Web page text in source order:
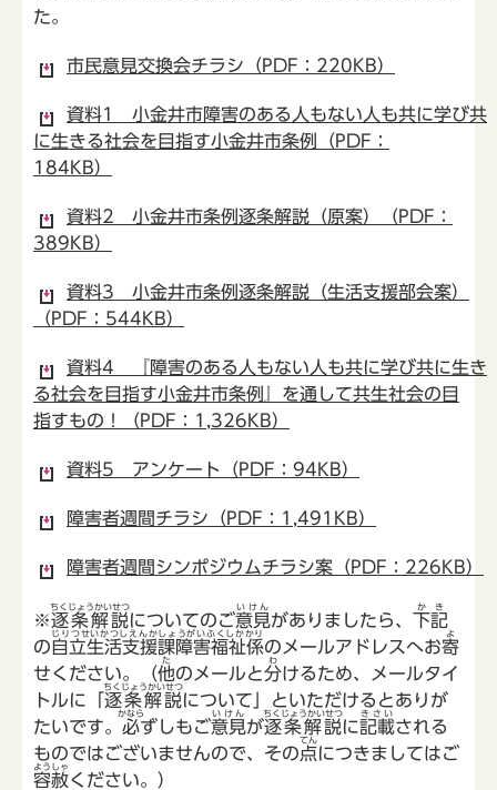
た。
市民意見交換会チラシ（PDF：220KB）
資料1 小金井市障害のある人もない人も共に学び共
に生きる社会を目指す小金井市条例（PDF：
184KB）
資料2 小金井市条例逐条解説（原案）（PDF：
389KB）
資料3 小金井市条例逐条解説（生活支援部会案）
（PDF：544KB）
資料4 『障害のある人もない人も共に学び共に生き
る社会を目指す小金井市条例』を通して共生社会の目
指すもの！（PDF：1,326KB）
資料5 アンケート（PDF：94KB）
障害者週間チラシ（PDF：1,491KB）
障害者週間シンポジウムチラシ案（PDF：226KB）
※逐条解説
ちくじょうかいせつ
についてのご意見
いけん
がありましたら、 下記
かき
の自立生活支援課障害福祉係
じりつせいかつしえんかしょうがいふくしかかり
のメールアドレスへお寄
よ
せください。（他
た
のメールと分
わ
けるため、メールタイ
トルに「逐条解説
ちくじょうかいせつ
について」といただけるとありが
たいです。 必
かなら
ずしもご意見
いけん
が逐条解説
ちくじょうかいせつ
に記載
きさい
される
ものではございませんので、その点
てん
につきましてはご
容赦
ようしゃ
ください。）